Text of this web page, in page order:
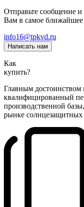
Отправьте сообщение
Вам в самое ближайшее
info16@tpkvd.ru
Написать нам
Как
купить?
Главным достоинством
квалифицированный
производственной
рынке солнцезащитных